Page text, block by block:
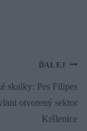
ĎALEJ
skalky: Pes Filipes
otvorený sektor
Kršlenice